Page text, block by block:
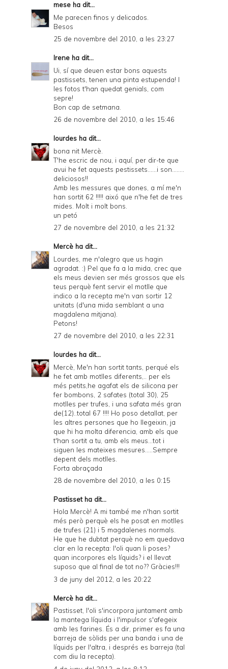
mese ha dit...
Me parecen finos y delicados.
Besos
25 de novembre del 2010, a les 23:27
Irene ha dit...
Ui, sí que deuen estar bons aquests
pastissets, tenen una pinta estupenda! I
les fotos t'han quedat genials, com
sepre!
Bon cap de setmana.
26 de novembre del 2010, a les 15:46
lourdes ha dit...
bona nit Mercè.
T'he escric de nou, i aquí, per dir-te que
avui he fet aquests pestissets......i son........
deliciosos!!
Amb les messures que dones, a mí me'n
han sortit 62 !!!!! aixó que n'he fet de tres
mides. Molt i molt bons.
un petó
27 de novembre del 2010, a les 21:32
Mercè ha dit...
Lourdes, me n'alegro que us hagin
agradat. :) Pel que fa a la mida, crec que
els meus devien ser més grossos que els
teus perquè fent servir el motlle que
indico a la recepta me'n van sortir 12
unitats (d'una mida semblant a una
magdalena mitjana).
Petons!
27 de novembre del 2010, a les 22:31
lourdes ha dit...
Mercè, Me'n han sortit tants, perqué els
he fet amb motlles diferents,.. per els
més petits,he agafat els de silicona per
fer bombons, 2 safates (total 30), 25
motlles per trufes, i una safata més gran
de(12)..total 67 !!!! Ho poso detallat, per
les altres persones que ho llegeixin, ja
que hi ha molta diferencia, amb els que
t'han sortit a tu, amb els meus...tot i
siguen les mateixes mesures.....Sempre
depent dels motlles.
Forta abraçada
28 de novembre del 2010, a les 0:15
Pastisset ha dit...
Hola Mercè! A mi també me n'han sortit
més però perquè els he posat en motlles
de trufes (21) i 5 magdalenes normals.
He que he dubtat perquè no em quedava
clar en la recepta: l'oli quan li poses?
quan incorpores els líquids? i el llevat
suposo que al final de tot no?? Gràcies!!!
3 de juny del 2012, a les 20:22
Mercè ha dit...
Pastisset, l'oli s'incorpora juntament amb
la mantega líquida i l'impulsor s'afegeix
amb les farines. És a dir, primer es fa una
barreja de sòlids per una banda i una de
líquids per l'altra, i després es barreja (tal
com diu la recepta).